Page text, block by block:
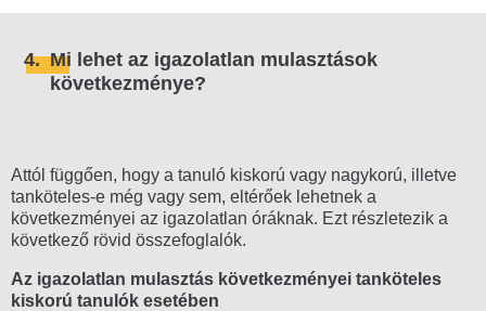
4. Mi lehet az igazolatlan mulasztások
következménye?
Attól függően, hogy a tanuló kiskorú vagy nagykorú, illetve
tanköteles-e még vagy sem, eltérőek lehetnek a
következményei az igazolatlan óráknak. Ezt részletezik a
következő rövid összefoglalók.
Az igazolatlan mulasztás következményei tanköteles
kiskorú tanulók esetében